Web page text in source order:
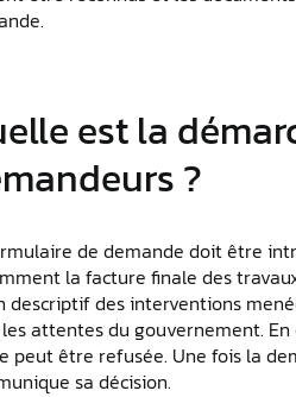
est la
?
de demande doit être
la facture finale des
descriptif des interventions
attentes du gouvernement.
peut être refusée. Une fois la
sa décision.